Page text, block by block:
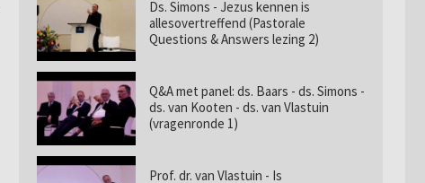
Ds. Simons - Jezus kennen is
allesovertreffend (Pastorale
Questions & Answers lezing 2)
Q&A met panel: ds. Baars - ds. Simons -
ds. van Kooten - ds. van Vlastuin
(vragenronde 1)
Prof. dr. van Vlastuin - Is